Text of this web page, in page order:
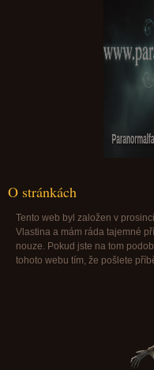
O stránkách
Tento web byl založen v
Vlastina a mám ráda tajemné
nouze. Pokud jste na tom
tohoto webu tím, že pošlete